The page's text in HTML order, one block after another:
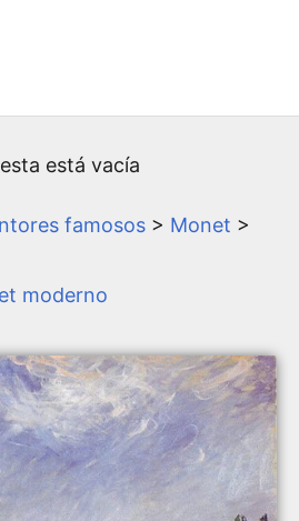
está vacía
famosos > Monet >
moderno